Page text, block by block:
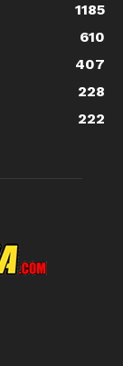
1185
610
407
228
222